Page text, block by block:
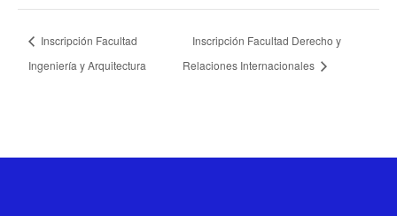
Inscripción Facultad
Ingeniería y Arquitectura
Inscripción Facultad Derecho y
Relaciones Internacionales